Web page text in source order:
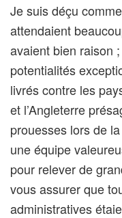
Je suis déçu
attendaient
avaient bien raison
potentialités
livrés contre les
et l’Angleterre
prouesses lors de
une équipe
pour relever de
vous assurer que
administratives